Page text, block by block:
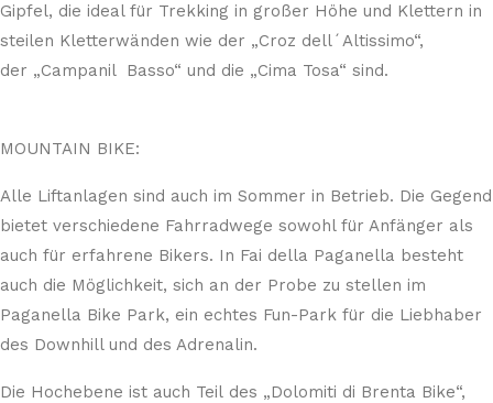
Gipfel, die ideal für Trekking in großer Höhe und Klettern in
steilen Kletterwänden wie der „Croz dell´Altissimo“,
der „Campanil Basso“ und die „Cima Tosa“ sind.
MOUNTAIN BIKE:
Alle Liftanlagen sind auch im Sommer in Betrieb. Die Gegend
bietet verschiedene Fahrradwege sowohl für Anfänger als
auch für erfahrene Bikers. In Fai della Paganella besteht
auch die Möglichkeit, sich an der Probe zu stellen im
Paganella Bike Park, ein echtes Fun-Park für die Liebhaber
des Downhill und des Adrenalin.
Die Hochebene ist auch Teil des „Dolomiti di Brenta Bike“,